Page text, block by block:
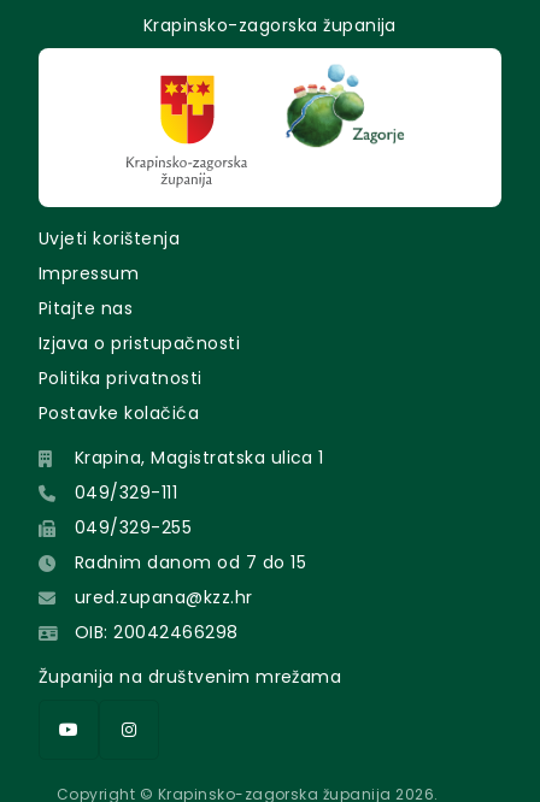
Krapinsko-zagorska županija
Uvjeti korištenja
Impressum
Pitajte nas
Izjava o pristupačnosti
Politika privatnosti
Postavke kolačića
Krapina, Magistratska ulica 1
049/329-111
049/329-255
Radnim danom od 7 do 15
ured.zupana@kzz.hr
OIB: 20042466298
Županija na društvenim mrežama
Copyright © Krapinsko-zagorska županija 2026.